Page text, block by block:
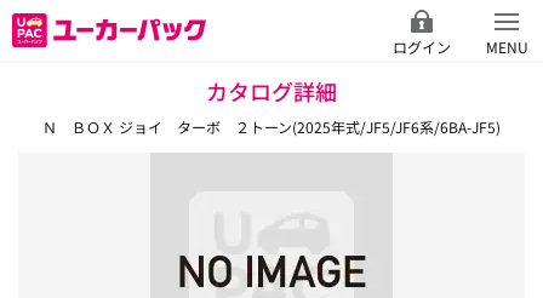
ログイン MENU
カタログ詳細
Ｎ ＢＯＸ ジョイ ターボ ２トーン(2025年式/JF5/JF6系/6BA-JF5)